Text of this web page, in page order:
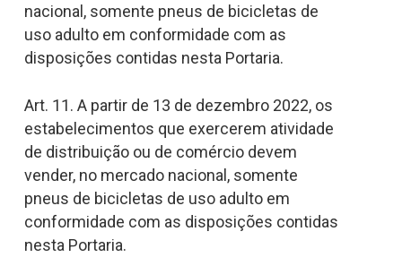
nacional, somente pneus de bicicletas de
uso adulto em conformidade com as
disposições contidas nesta Portaria.
Art. 11. A partir de 13 de dezembro 2022, os
estabelecimentos que exercerem atividade
de distribuição ou de comércio devem
vender, no mercado nacional, somente
pneus de bicicletas de uso adulto em
conformidade com as disposições contidas
nesta Portaria.